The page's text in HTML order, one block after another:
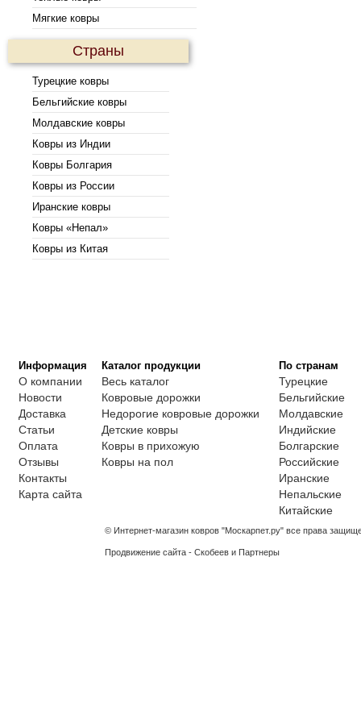
Мягкие ковры
Страны
Турецкие ковры
Бельгийские ковры
Молдавские ковры
Ковры из Индии
Ковры Болгария
Ковры из России
Иранские ковры
Ковры «Непал»
Ковры из Китая
Информация Каталог продукции По странам
О компании Весь каталог
Турецкие
Новости
Ковровые дорожки
Бельгийские
Доставка
Недорогие ковровые дорожки
Молдавские
Статьи
Детские ковры
Индийские
Оплата
Ковры в прихожую
Болгарские
Отзывы
Ковры на пол
Российские
Контакты
Иранские
Карта сайта
Непальские
Китайские
© Интернет-магазин ковров "Москарпет.ру" все права
Продвижение сайта - Скобеев и Партнеры